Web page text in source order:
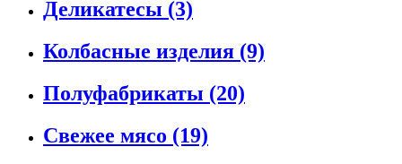
Деликатесы (3)
Колбасные изделия (9)
Полуфабрикаты (20)
Свежее мясо (19)